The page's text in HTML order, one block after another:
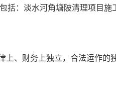
括：淡水河角塘陂清理项目
上、财务上独立，合法运作